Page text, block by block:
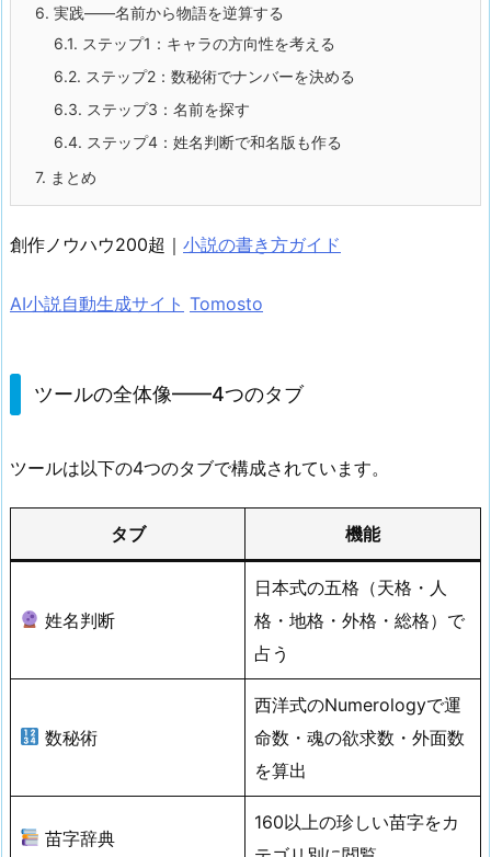
6. 実践——名前から物語を逆算する
6.1. ステップ1：キャラの方向性を考える
6.2. ステップ2：数秘術でナンバーを決める
6.3. ステップ3：名前を探す
6.4. ステップ4：姓名判断で和名版も作る
7. まとめ
創作ノウハウ200超｜ 小説の書き方ガイド
AI小説自動生成サイト Tomosto
ツールの全体像——4つのタブ
ツールは以下の4つのタブで構成されています。
タブ 機能
姓名判断
日本式の五格（天格・人
格・地格・外格・総格）で
占う
数秘術
西洋式のNumerologyで運
命数・魂の欲求数・外面数
を算出
苗字辞典
160以上の珍しい苗字をカ